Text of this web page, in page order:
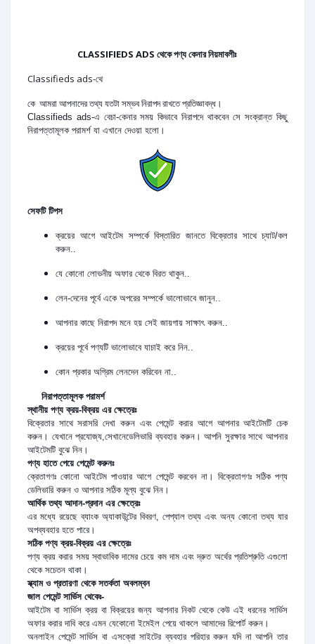
CLASSIFIEDS ADS থেকে পণ্য কেনার নিয়মাবলীঃ
Classifieds ads-থে
কে আমরা আপনাদের তথ্য যতটা সম্ভব নিরাপদ রাখতে প্রতিজ্ঞাবদ্ধ।
Classifieds ads-এ বেচা-কেনার সময় কিভাবে নিরাপদে থাকবেন সে সংক্রান্ত কিছু
নিরাপত্তামূলক পরামর্শ যা এখানে দেওয়া হলো।
সেফটি টিপস
ক্রয়ের আগে আইটেম সম্পর্কে বিস্তারিত জানতে বিক্রেতার সাথে চ্যাট/কল
করুন..
যে কোনো লোভনীয় অফার থেকে বিরত থাকুন..
লেন-দেনের পূর্বে একে অপরের সম্পর্কে ভালোভাবে জানুন..
আপনার কাছে নিরাপদ মনে হয় সেই জায়গায় সাক্ষাৎ করুন..
ক্রয়ের পূর্বে পণ্যটি ভালোভাবে যাচাই করে নিন..
কোন প্রকার অগ্রিম লেনদেন করিবেন না..
নিরাপত্তামূলক পরামর্শ
স্থানীয় পণ্য ক্রয়-বিক্রয় এর ক্ষেত্রেঃ
বিক্রেতার সাথে সরাসরি দেখা করুন এবং পেমেন্ট করার আগে আপনার আইটেমটি চেক
করুন। যেখানে প্রযোজ্য,সেখানেডেলিভারি ব্যবহার করুন। আপনি সুরক্ষার সাথে আপনার
আইটেমটি বুঝে নিন।
পণ্য হাতে পেয়ে পেমেন্ট করুনঃ
ক্রেতাগণঃ কোনো আইটেম পাওয়ার আগে পেমেন্ট করবেন না। বিক্রেতাগণঃ সঠিক পণ্য
ডেলিভারি করুন ও আপনার সঠিক মূল্য বুঝে নিন।
আর্থিক তথ্য আদান-প্রদান এর ক্ষেত্রেঃ
এর মধ্যে রয়েছে ব্যাংক অ্যাকাউন্টের বিবরণ, পেপ্যাল তথ্য এবং অন্য কোনো তথ্য যার
অপব্যবহার হতে পারে।
সঠিক পণ্য ক্রয়-বিক্রয় এর ক্ষেত্রেঃ
পণ্য ক্রয় করার সময় স্বাভাবিক দামের চেয়ে কম দাম এবং দ্রুত অর্থের প্রতিশ্রুতি এগুলো
থেকে সচেতন থাকা।
স্ক্যাম ও প্রতারণা থেকে সতর্কতা অবলম্বন
জাল পেমেন্ট সার্ভিস থেকেঃ-
আইটেম বা সার্ভিস ক্রয় বা বিক্রয়ের জন্য আপনার নিকট থেকে কেউ এই ধরনের সার্ভিস
অফার করার দাবি করে এমন যেকোনো ইমেইল পেয়ে থাকলে আমাদের রিপোর্ট করুন।
অনলাইন পেমেন্ট সার্ভিস বা এসক্রো সাইটের ব্যবহার পরিহার করুন যদি না আপনি তার